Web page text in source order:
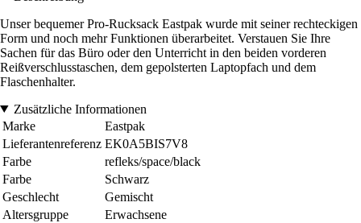
Unser bequemer Pro-Rucksack Eastpak wurde mit seiner rechteckigen
Form und noch mehr Funktionen überarbeitet. Verstauen Sie Ihre
Sachen für das Büro oder den Unterricht in den beiden vorderen
Reißverschlusstaschen, dem gepolsterten Laptopfach und dem
Flaschenhalter.
Zusätzliche Informationen
Marke
Eastpak
Lieferantenreferenz EK0A5BIS7V8
Farbe
refleks/space/black
Farbe
Schwarz
Geschlecht
Gemischt
Altersgruppe
Erwachsene